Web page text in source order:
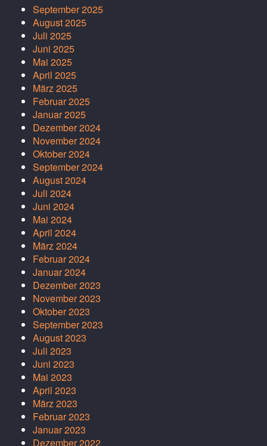
September 2025
August 2025
Juli 2025
Juni 2025
Mai 2025
April 2025
März 2025
Februar 2025
Januar 2025
Dezember 2024
November 2024
Oktober 2024
September 2024
August 2024
Juli 2024
Juni 2024
Mai 2024
April 2024
März 2024
Februar 2024
Januar 2024
Dezember 2023
November 2023
Oktober 2023
September 2023
August 2023
Juli 2023
Juni 2023
Mai 2023
April 2023
März 2023
Februar 2023
Januar 2023
Dezember 2022